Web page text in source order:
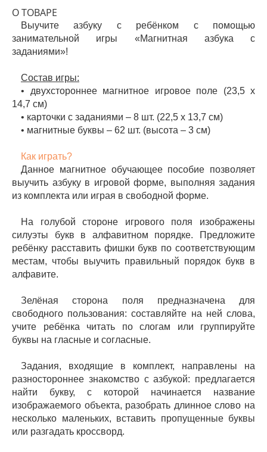
О ТОВАРЕ
Выучите азбуку с ребёнком с помощью
занимательной игры «Магнитная азбука с
заданиями»!
Состав игры:
• двухстороннее магнитное игровое поле (23,5 х
14,7 см)
• карточки с заданиями – 8 шт. (22,5 х 13,7 см)
• магнитные буквы – 62 шт. (высота – 3 см)
Как играть?
Данное магнитное обучающее пособие позволяет
выучить азбуку в игровой форме, выполняя задания
из комплекта или играя в свободной форме.
На голубой стороне игрового поля изображены
силуэты букв в алфавитном порядке. Предложите
ребёнку расставить фишки букв по соответствующим
местам, чтобы выучить правильный порядок букв в
алфавите.
Зелёная сторона поля предназначена для
свободного пользования: составляйте на ней слова,
учите ребёнка читать по слогам или группируйте
буквы на гласные и согласные.
Задания, входящие в комплект, направлены на
разностороннее знакомство с азбукой: предлагается
найти букву, с которой начинается название
изображаемого объекта, разобрать длинное слово на
несколько маленьких, вставить пропущенные буквы
или разгадать кроссворд.